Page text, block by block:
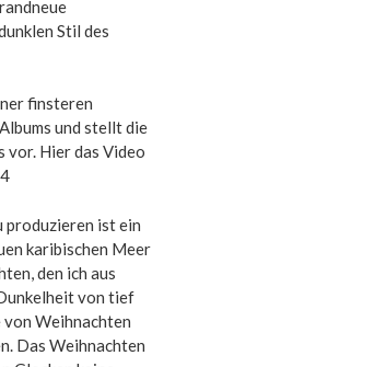
Stil des
finsteren
und stellt die
vor. Hier das Video
produzieren ist ein
karibischen Meer
den ich aus
von tief
von Weihnachten
Das Weihnachten